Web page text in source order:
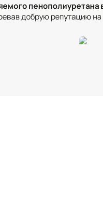
пенополиуретана
добрую репутацию на